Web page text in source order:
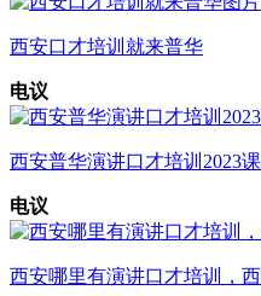
西安口才培训就来普华
电议
西安普华演讲口才培训2023
电议
西安哪里有演讲口才培训，